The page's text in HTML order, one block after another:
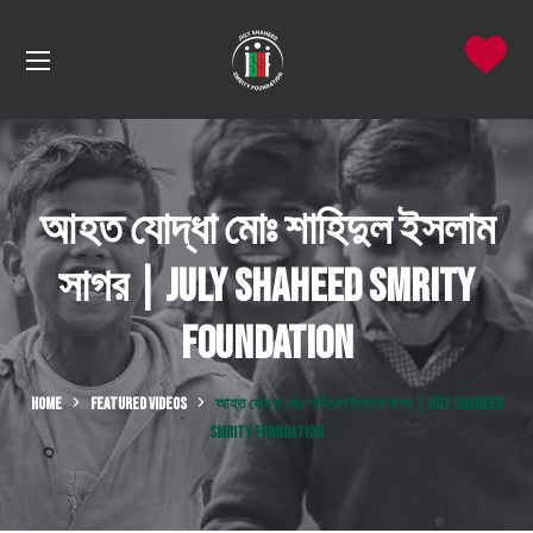
আহত যোদ্ধা মোঃ শাহিদুল ইসলাম
সাগর | July Shaheed Smrity
Foundation
HOME FEATURED VIDEOS
আহত যোদ্ধা মোঃ শাহিদুল ইসলাম সাগর | JULY SHAHEED
SMRITY FOUNDATION